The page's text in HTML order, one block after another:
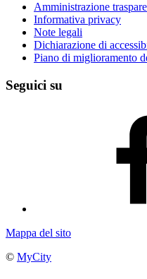
Amministrazione
Informativa privacy
Note legali
Dichiarazione di
Piano di miglioramento
Seguici su
Mappa del sito
© MyCity